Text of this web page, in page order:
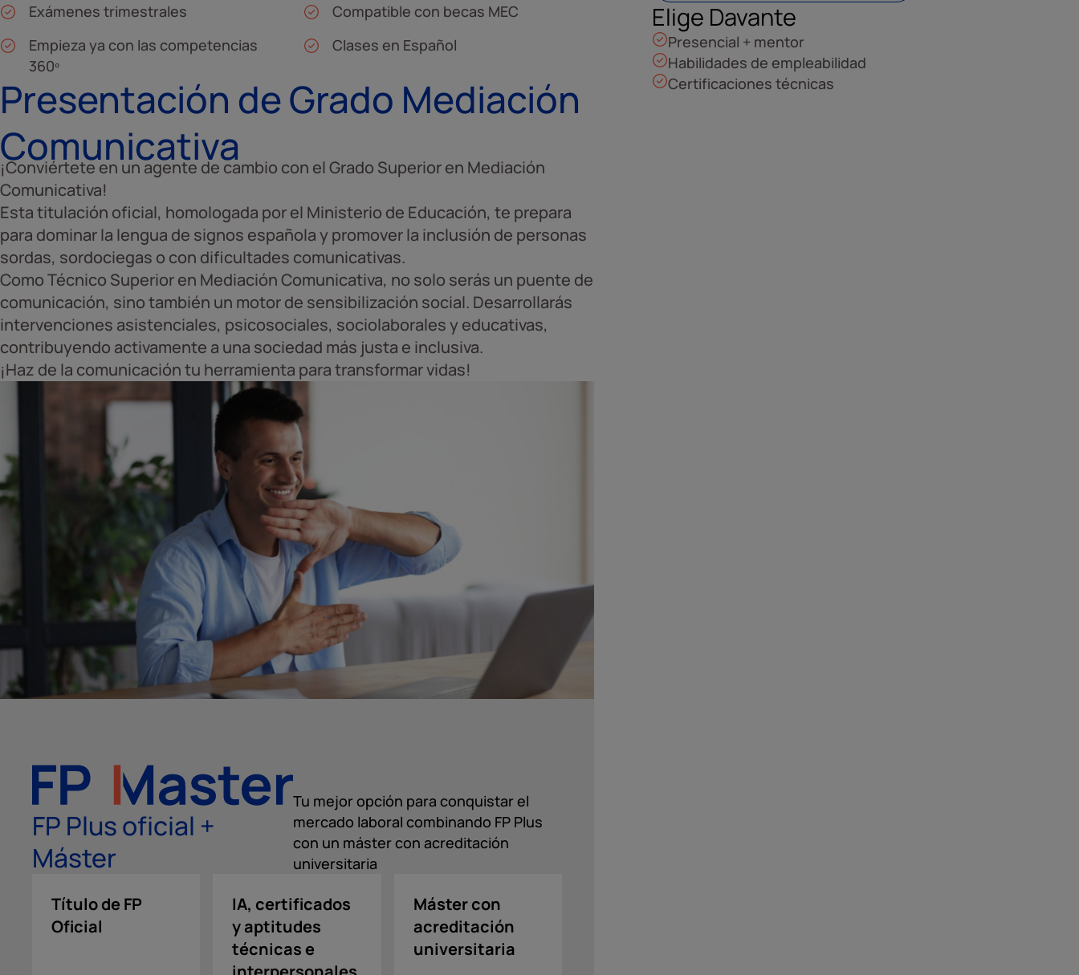
Exámenes trimestrales
Compatible con becas MEC
Empieza ya con las competencias
360º
Clases en Español
Presentación de Grado Mediación
Comunicativa
¡Conviértete en un agente de cambio con el Grado Superior en Mediación
Comunicativa!
Esta titulación oficial, homologada por el Ministerio de Educación, te prepara
para dominar la lengua de signos española y promover la inclusión de personas
sordas, sordociegas o con dificultades comunicativas.
Como Técnico Superior en Mediación Comunicativa, no solo serás un puente de
comunicación, sino también un motor de sensibilización social. Desarrollarás
intervenciones asistenciales, psicosociales, sociolaborales y educativas,
contribuyendo activamente a una sociedad más justa e inclusiva.
¡Haz de la comunicación tu herramienta para transformar vidas!
FP Plus oficial +
Máster
Tu mejor opción para conquistar el
mercado laboral combinando FP Plus
con un máster con acreditación
universitaria
Título de FP
Oficial
IA, certificados
y aptitudes
técnicas e
Máster con
acreditación
universitaria
Elige Davante
Presencial + mentor
Habilidades de empleabilidad
Certificaciones técnicas